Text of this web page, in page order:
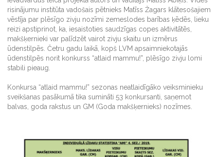
risinājumu institūta vadošais pētnieks Matīss Žagars klātesošajiem
vēstīja par plēsīgo zivju nozīmi zemeslodes barības ķēdēs, lieku
reizi apstiprinot, ka, iesaistoties saudzīgas copes aktivitātēs,
makšķernieki var palīdzēt vairot zivju skaitu un izmērus
ūdenstilpēs. Četru gadu laikā, kopš LVM apsaimniekotajās
ūdenstilpēs norit konkurss “atlaid mammu!”, plēsīgo zivju lomi
stabili pieaug.
Konkursa “atlaid mammu!” sezonas neatlaidīgāko veiksminieku
sveikšanas pasākumā tika sumināti 53 konkursanti, saņemot
balvas, goda rakstus un GM (Goda makšķernieks) nozīmes.